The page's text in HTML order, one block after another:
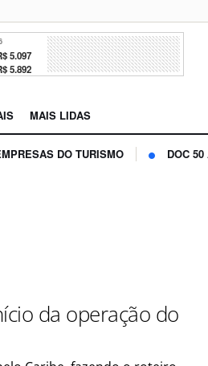
5.097
5.892
MAIS LIDAS
DO TURISMO DOC
da operação do